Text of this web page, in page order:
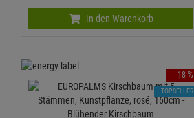
In den Warenkorb
- 18 %
TOPSELLER